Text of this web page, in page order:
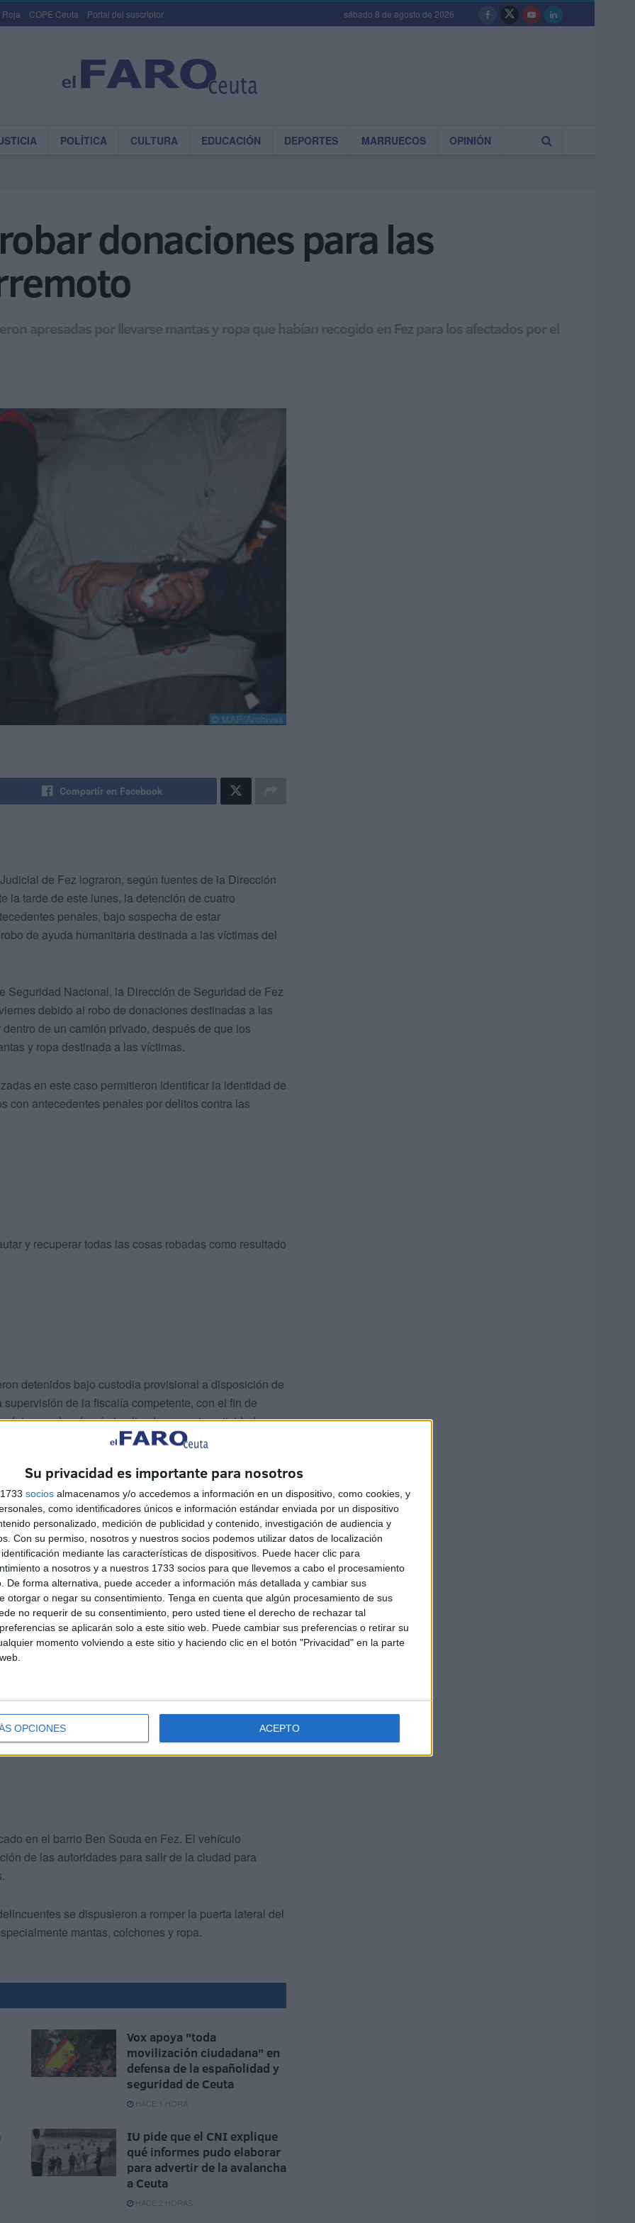
Su privacidad es importante para nosotros
socios almacenamos y/o accedemos a información en un dispositivo, como cookies, y
como identificadores únicos e información estándar enviada por un dispositivo
personalizado, medición de publicidad y contenido, investigación de audiencia y
Con su permiso, nosotros y nuestros socios podemos utilizar datos de localización
mediante las características de dispositivos. Puede hacer clic para
a nosotros y a nuestros 1733 socios para que llevemos a cabo el procesamiento
De forma alternativa, puede acceder a información más detallada y cambiar sus
otorgar o negar su consentimiento. Tenga en cuenta que algún procesamiento de sus
no requerir de su consentimiento, pero usted tiene el derecho de rechazar tal
se aplicarán solo a este sitio web. Puede cambiar sus preferencias o retirar su
momento volviendo a este sitio y haciendo clic en el botón "Privacidad" en la parte
OPCIONES ACEPTO
Roja COPE Ceuta Portal del suscriptor sábado 8 de agosto de 2026
POLÍTICA CULTURA EDUCACIÓN DEPORTES MARRUECOS OPINIÓN
donaciones para las
apresadas por llevarse mantas y ropa que habían recogido en Fez para los afectados por el
Compartir en Facebook
de Fez lograron, según fuentes de la Dirección
la tarde de este lunes, la detención de cuatro
penales, bajo sospecha de estar
de ayuda humanitaria destinada a las víctimas del
Seguridad Nacional, la Dirección de Seguridad de Fez
debido al robo de donaciones destinadas a las
de un camión privado, después de que los
y ropa destinada a las víctimas.
en este caso permitieron identificar la identidad de
con antecedentes penales por delitos contra las
y recuperar todas las cosas robadas como resultado
detenidos bajo custodia provisional a disposición de
de la fiscalía competente, con el fin de
detener a los demás implicados en esta actividad
la oportunidad pararobar parte de lo que estaba
ayuda humanitaria para las víctimas del terremoto
tras la denuncia de quienes se dieron cuenta
a apoderarse de varios materiales que se
que nadie se iba a percatar.
en el barrio Ben Souda en Fez. El vehículo
de las autoridades para salir de la ciudad para
se dispusieron a romper la puerta lateral del
mantas, colchones y ropa.
Vox apoya "toda
movilización ciudadana" en
defensa de la españolidad y
seguridad de Ceuta
HACE 1 HORA
IU pide que el CNI explique
qué informes pudo elaborar
para advertir de la avalancha
a Ceuta
HACE 2 HORAS